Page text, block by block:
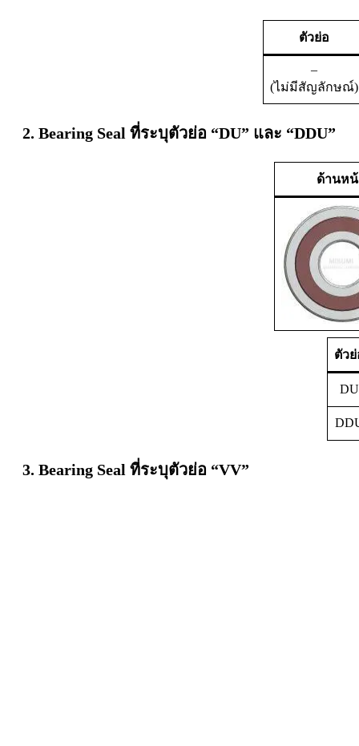
ตัวย่อ
–
(ไม่มีสัญลักษณ์)
2. Bearing Seal ที่ระบุตัวย่อ “DU” และ “DDU”
ด้านห
ตัว
DU
3. Bearing Seal ที่ระบุตัวย่อ “VV”